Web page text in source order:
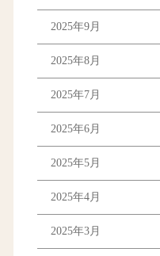
2025年9月
2025年8月
2025年7月
2025年6月
2025年5月
2025年4月
2025年3月